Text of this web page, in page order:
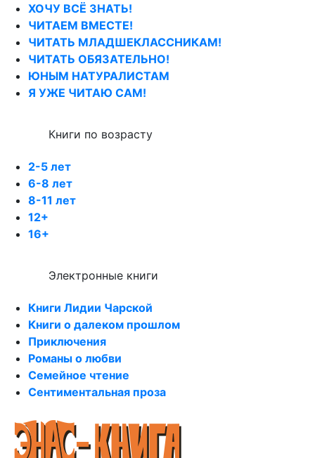
ХОЧУ ВСЁ ЗНАТЬ!
ЧИТАЕМ ВМЕСТЕ!
ЧИТАТЬ МЛАДШЕКЛАССНИКАМ!
ЧИТАТЬ ОБЯЗАТЕЛЬНО!
ЮНЫМ НАТУРАЛИСТАМ
Я УЖЕ ЧИТАЮ САМ!
Книги по возрасту
2-5 лет
6-8 лет
8-11 лет
12+
16+
Электронные книги
Книги Лидии Чарской
Книги о далеком прошлом
Приключения
Романы о любви
Семейное чтение
Сентиментальная проза